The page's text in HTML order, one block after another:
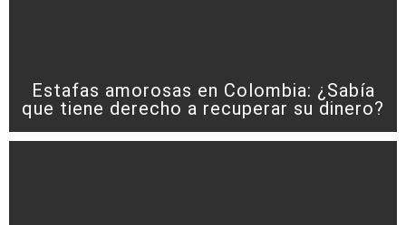
Estafas amorosas en Colombia: ¿Sabía
que tiene derecho a recuperar su dinero?